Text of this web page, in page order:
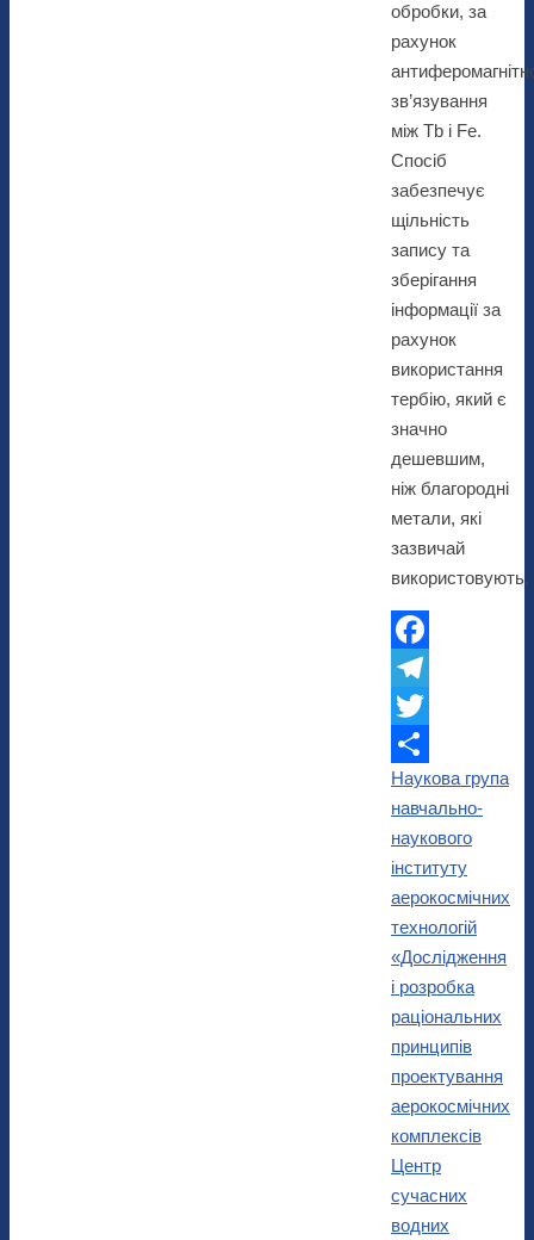
обробки, за
рахунок
зв’язування
між Tb і Fe.
Спосіб
забезпечує
щільність
запису та
зберігання
інформації за
рахунок
використання
тербію, який є
значно
дешевшим,
ніж благородні
метали, які
зазвичай
використовують.
Facebook
Telegram
Twitter
Поділитися
Наукова група
навчально-
наукового
інституту
аерокосмічних
технологій
«Дослідження
і розробка
раціональних
принципів
проектування
аерокосмічних
комплексів
Центр
сучасних
водних